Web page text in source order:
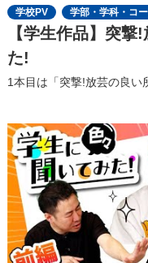
学校PV
学部・学科・コ
【学生作品】突
た!
1本目は「突撃!放芸の良い